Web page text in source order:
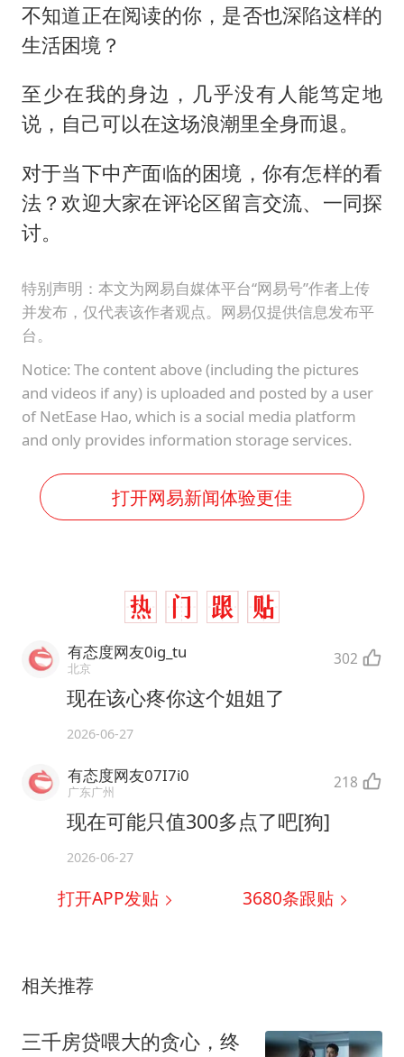
不知道正在阅读的你，是否也深陷这样的
生活困境？
至少在我的身边，几乎没有人能笃定地
说，自己可以在这场浪潮里全身而退。
对于当下中产面临的困境，你有怎样的看
法？欢迎大家在评论区留言交流、一同探
讨。
特别声明：本文为网易自媒体平台“网易号”作者上传
并发布，仅代表该作者观点。网易仅提供信息发布平
台。
Notice: The content above (including the pictures
and videos if any) is uploaded and posted by a user
of NetEase Hao, which is a social media platform
and only provides information storage services.
打开网易新闻体验更佳
有态度网友0ig_tu
北京 302
现在该心疼你这个姐姐了
2026-06-27
有态度网友07I7i0
广东广州 218
现在可能只值300多点了吧[狗]
2026-06-27
打开APP发贴 3680条跟贴
相关推荐
三千房贷喂大的贪心，终